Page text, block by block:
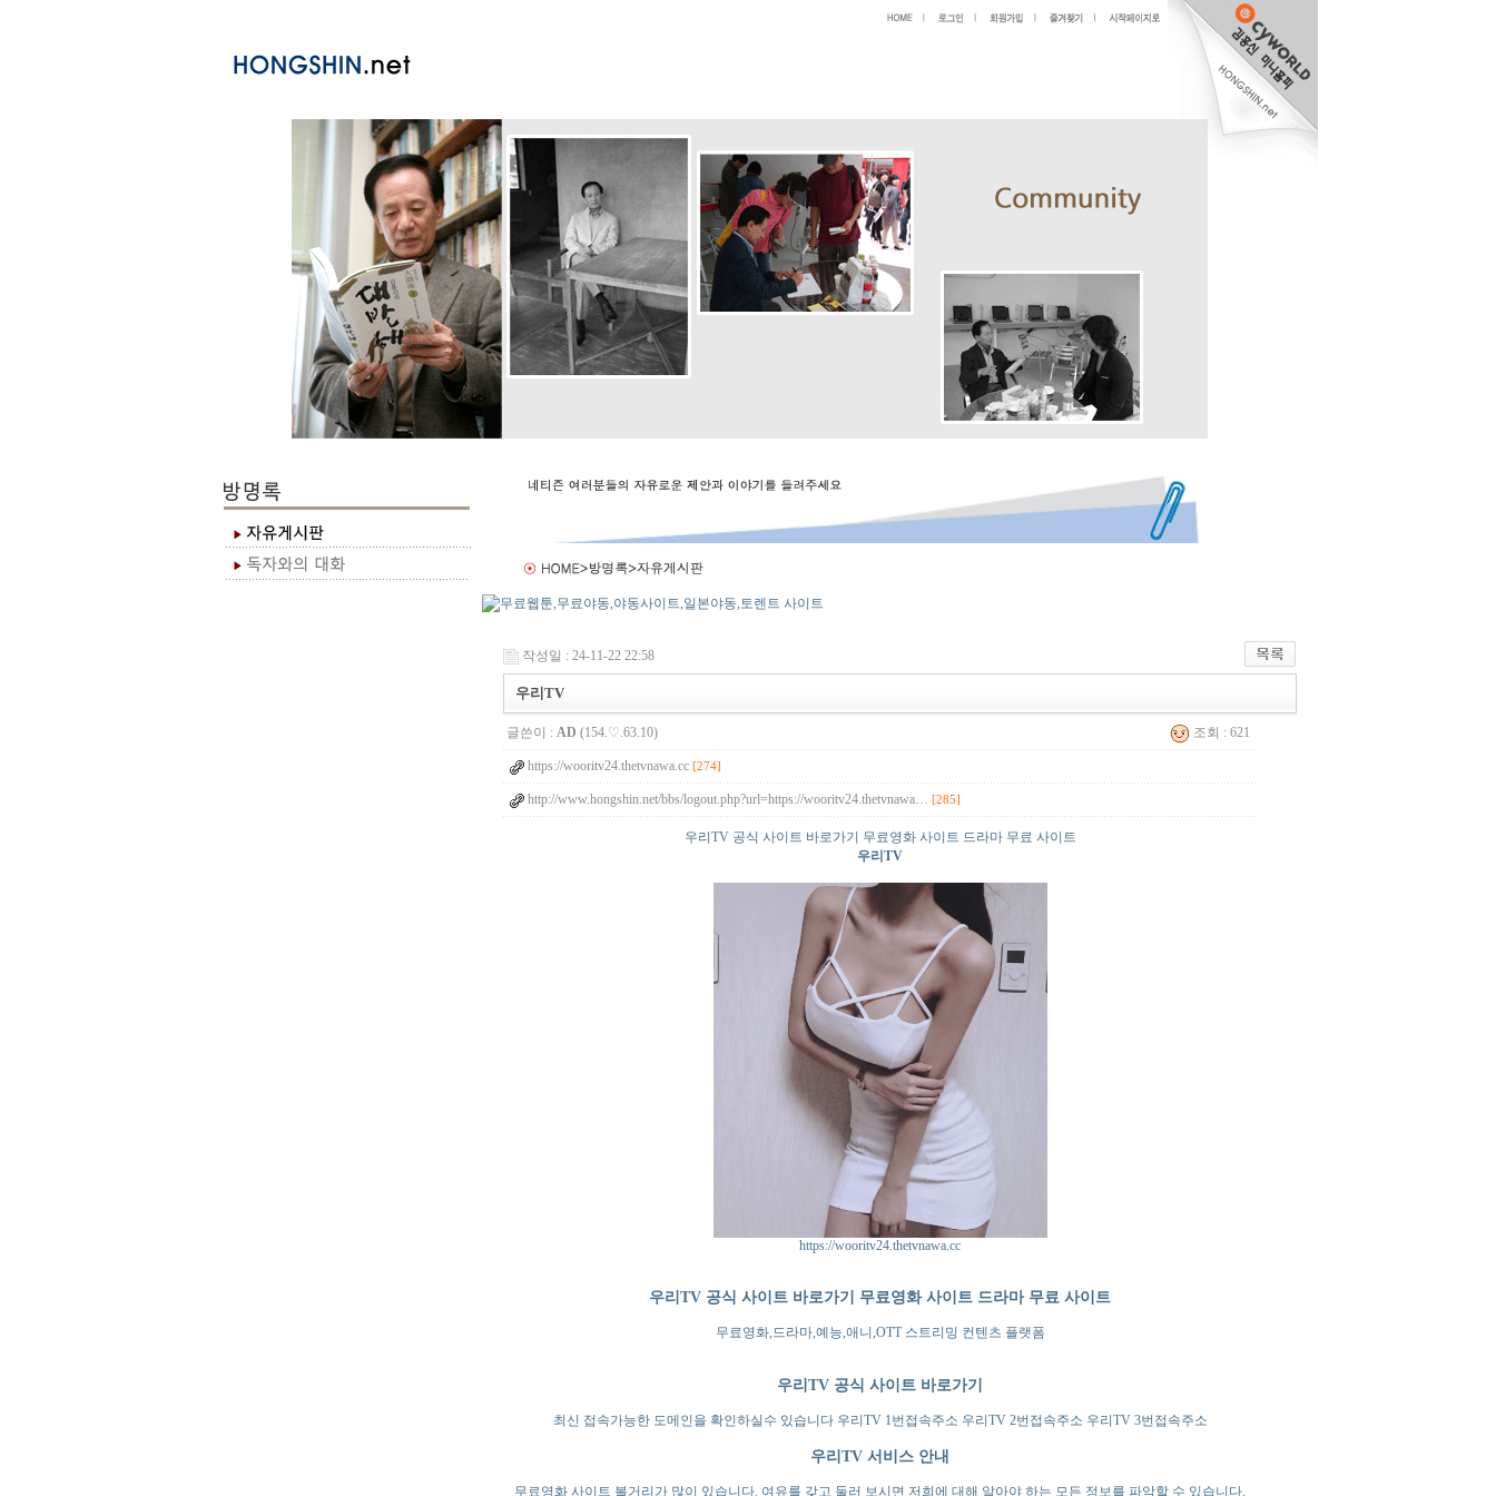
작성일 : 24-11-22 22:58
우리TV
글쓴이 : AD (154.♡.63.10) 조회 : 621
https://wooritv24.thetvnawa.cc [274]
http://www.hongshin.net/bbs/logout.php?url=https://wooritv24.thetvnawa… [285]
우리TV 공식 사이트 바로가기 무료영화 사이트 드라마 무료 사이트
우리TV
https://wooritv24.thetvnawa.cc
우리TV 공식 사이트 바로가기 무료영화 사이트 드라마 무료 사이트
무료영화,드라마,예능,애니,OTT 스트리밍 컨텐츠 플랫폼
우리TV 공식 사이트 바로가기
최신 접속가능한 도메인을 확인하실수 있습니다 우리TV 1번접속주소 우리TV 2번접속주소 우리TV 3번접속주소
우리TV 서비스 안내
무료영화 사이트 볼거리가 많이 있습니다. 여유를 갖고 둘러 보시면 저희에 대해 알아야 하는 모든 정보를 파악할 수 있습니다.